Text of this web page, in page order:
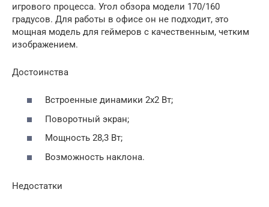
игрового процесса. Угол обзора модели 170/160
градусов. Для работы в офисе он не подходит, это
мощная модель для геймеров с качественным, четким
изображением.
Достоинства
Встроенные динамики 2х2 Вт;
Поворотный экран;
Мощность 28,3 Вт;
Возможность наклона.
Недостатки